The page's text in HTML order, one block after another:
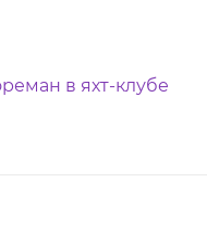
в яхт-клубе